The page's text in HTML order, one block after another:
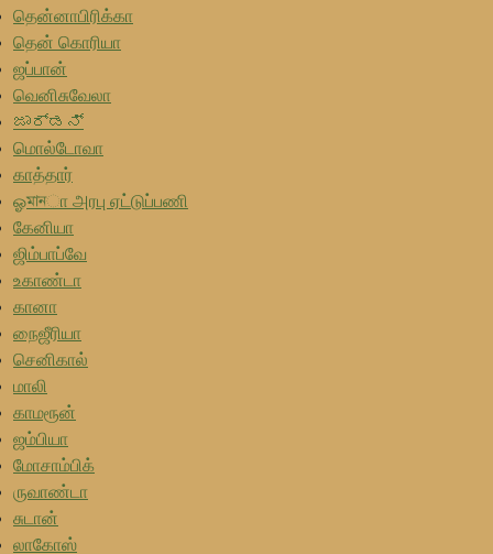
தென்னாபிரிக்கா
தென் கொரியா
ஜப்பான்
வெனிசுவேலா
ಜಾರ್ಡನ್
மொல்டோவா
காத்தார்
ஓমানா அரபு ஏட்டுப்பணி
கேனியா
ஜிம்பாப்வே
உகாண்டா
கானா
நைஜீரியா
செனிகால்
மாலி
காமரூன்
ஜம்பியா
மோசாம்பிக்
ருவாண்டா
சுடான்
லாகோஸ்